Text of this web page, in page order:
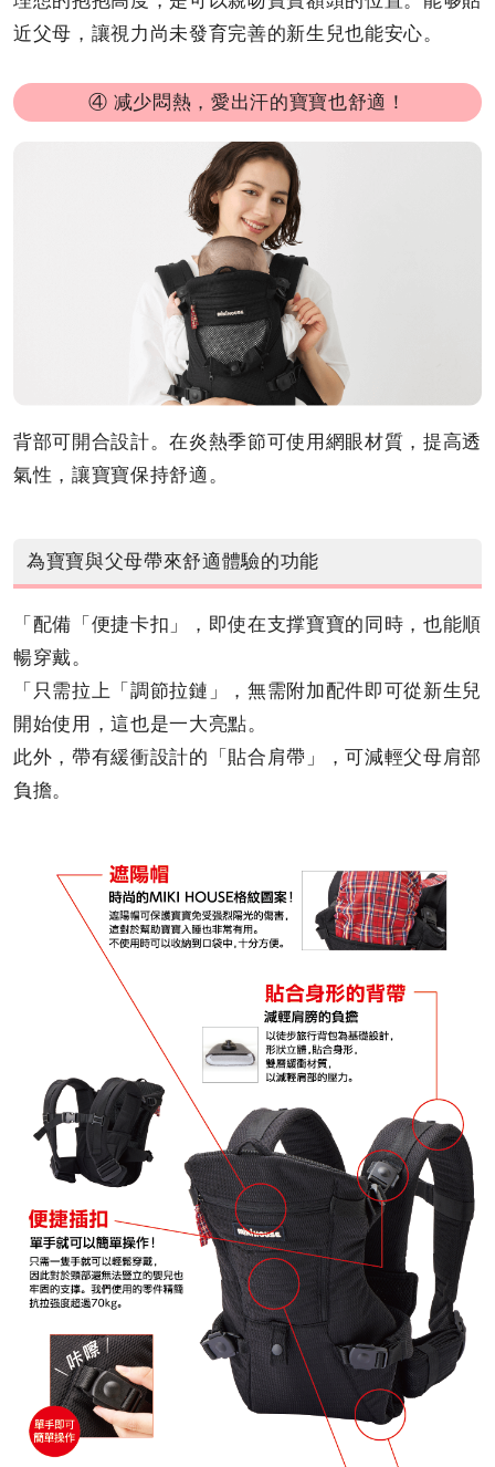
近父母，讓視力尚未發育完善的新生兒也能安心。
④ 减少悶熱，愛出汗的寶寶也舒適！
背部可開合設計。在炎熱季節可使用網眼材質，提高透
氣性，讓寶寶保持舒適。
為寶寶與父母帶來舒適體驗的功能
「配備「便捷卡扣」，即使在支撑寶寶的同時，也能順
暢穿戴。
「只需拉上「調節拉鏈」，無需附加配件即可從新生兒
開始使用，這也是一大亮點。
此外，帶有緩衝設計的「貼合肩帶」，可減輕父母肩部
負擔。